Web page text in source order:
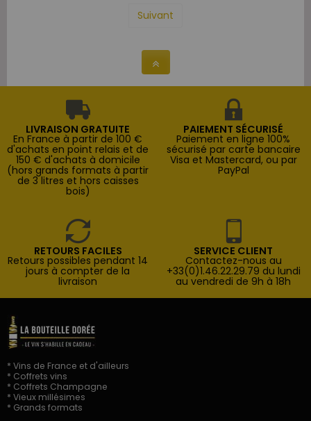
Suivant
LIVRAISON GRATUITE
En France à partir de 100 €
d'achats en point relais et de
150 € d'achats à domicile
(hors grands formats à partir
de 3 litres et hors caisses
bois)
PAIEMENT SÉCURISÉ
Paiement en ligne 100%
sécurisé par carte bancaire
Visa et Mastercard, ou par
PayPal
RETOURS FACILES
Retours possibles pendant 14
jours à compter de la
livraison
SERVICE CLIENT
Contactez-nous au
+33(0)1.46.22.29.79 du lundi
au vendredi de 9h à 18h
* Vins de France et d'ailleurs
* Coffrets vins
* Coffrets Champagne
* Vieux millésimes
* Grands formats